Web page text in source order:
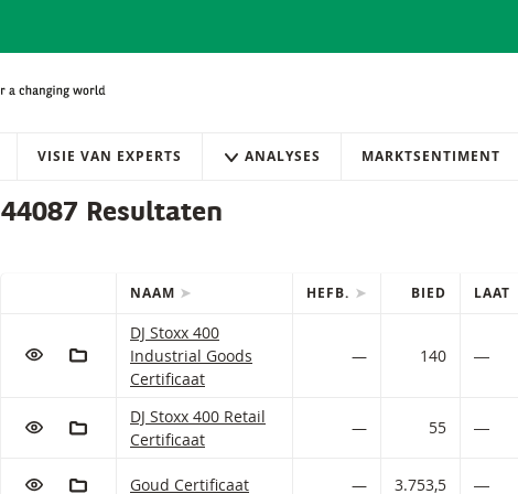
VISIE VAN EXPERTS ANALYSES MARKTSENTIMENT
44087 Resultaten
Tabel met (gefilterde) producten.
NAAM HEFB. BIED LAAT
VOEG TOE AAN WATCHLIST
AAN PORTFOLIO TOEVOEGEN
European Industrial Goods Certificates met ISIN code:
DJ Stoxx 400
Industrial Goods
Certificaat
— 140 ―
VOEG TOE AAN WATCHLIST
AAN PORTFOLIO TOEVOEGEN
European Retailers Certificates met ISIN code:
DJ Stoxx 400 Retail
Certificaat
— 55 ―
VOEG TOE AAN WATCHLIST
AAN PORTFOLIO TOEVOEGEN
Goud Certificates met ISIN code:
Goud Certificaat — 3.753,5 ―